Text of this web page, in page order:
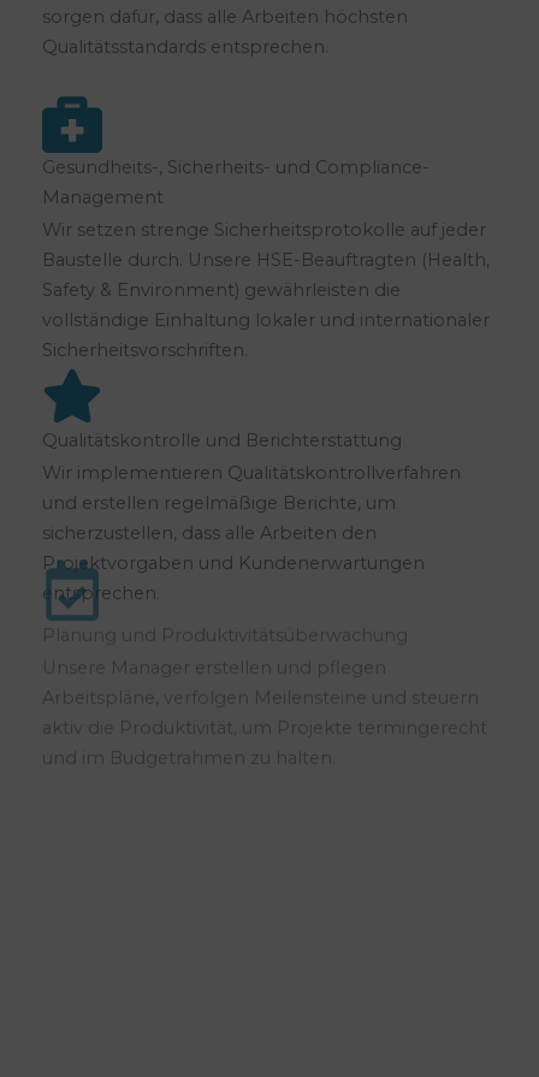
sorgen dafür, dass alle Arbeiten höchsten
Qualitätsstandards entsprechen.
Gesundheits-, Sicherheits- und Compliance-
Management
Wir setzen strenge Sicherheitsprotokolle auf jeder
Baustelle durch. Unsere HSE-Beauftragten (Health,
Safety & Environment) gewährleisten die
vollständige Einhaltung lokaler und internationaler
Sicherheitsvorschriften.
Qualitätskontrolle und Berichterstattung
Wir implementieren Qualitätskontrollverfahren
und erstellen regelmäßige Berichte, um
sicherzustellen, dass alle Arbeiten den
Projektvorgaben und Kundenerwartungen
entsprechen.
Planung und Produktivitätsüberwachung
Unsere Manager erstellen und pflegen
Arbeitspläne, verfolgen Meilensteine und steuern